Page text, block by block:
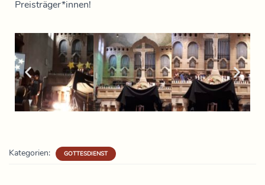
Preisträger*innen!
Kategorien: GOTTESDIENST